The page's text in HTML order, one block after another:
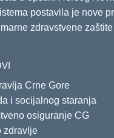
postavila je nove
zdravstvene zaštite
Crne Gore
i socijalnog staranja
osiguranje CG
zdravlje